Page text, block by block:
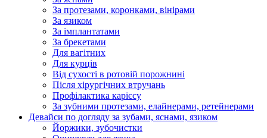
За протезами, коронками, вінірами
За язиком
За імплантатами
За брекетами
Для вагітних
Для курців
Від сухості в ротовій порожнині
Після хірургічних втручань
Профілактика карієсу
За зубними протезами, елайнерами, ретейнерами
Девайси по догляду за зубами, яснами, язиком
Йоржики, зубочистки